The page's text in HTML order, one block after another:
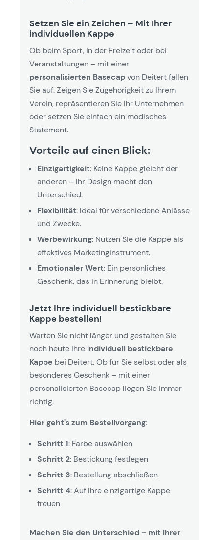
Setzen Sie ein Zeichen – Mit Ihrer
individuellen Kappe
Ob beim Sport, in der Freizeit oder bei
Veranstaltungen – mit einer
personalisierten Basecapvon Deitert fallen
Sie auf. Zeigen Sie Zugehörigkeit zu Ihrem
Verein, repräsentieren Sie Ihr Unternehmen
oder setzen Sie einfach ein modisches
Statement.
Vorteile auf einen Blick:
Einzigartigkeit: Keine Kappe gleicht der
anderen – Ihr Design macht den
Unterschied.
Flexibilität: Ideal für verschiedene Anlässe
und Zwecke.
Werbewirkung: Nutzen Sie die Kappe als
effektives Marketinginstrument.
Emotionaler Wert: Ein persönliches
Geschenk, das in Erinnerung bleibt.
Jetzt Ihre individuell bestickbare
Kappe bestellen!
Warten Sie nicht länger und gestalten Sie
noch heute Ihre individuell bestickbare
Kappe bei Deitert. Ob für Sie selbst oder als
besonderes Geschenk – mit einer
personalisierten Basecap liegen Sie immer
richtig.
Hier geht's zum Bestellvorgang:
Schritt 1: Farbe auswählen
Schritt 2: Bestickung festlegen
Schritt 3: Bestellung abschließen
Schritt 4: Auf Ihre einzigartige Kappe
freuen
Machen Sie den Unterschied – mit Ihrer